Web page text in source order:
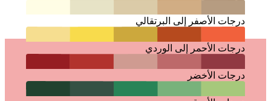
درجات الأصفر إلى البرتقالي
درجات الأحمر إلى الوردي
درجات الأخضر